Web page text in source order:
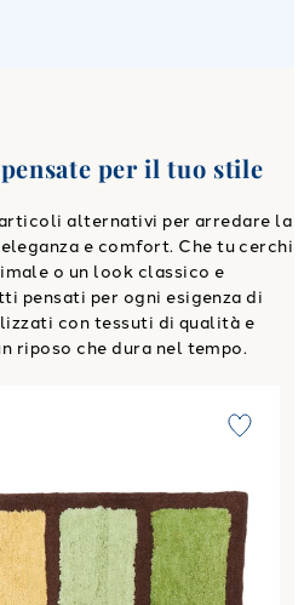
per il tuo stile
alternativi per arredare la
e comfort. Che tu cerchi
o un look classico e
pensati per ogni esigenza di
con tessuti di qualità e
riposo che dura nel tempo.
Moderno in Cotone 1500